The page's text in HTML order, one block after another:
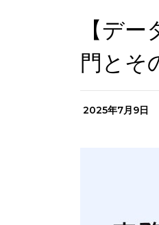
【デ
門とそ
2025年7月9日